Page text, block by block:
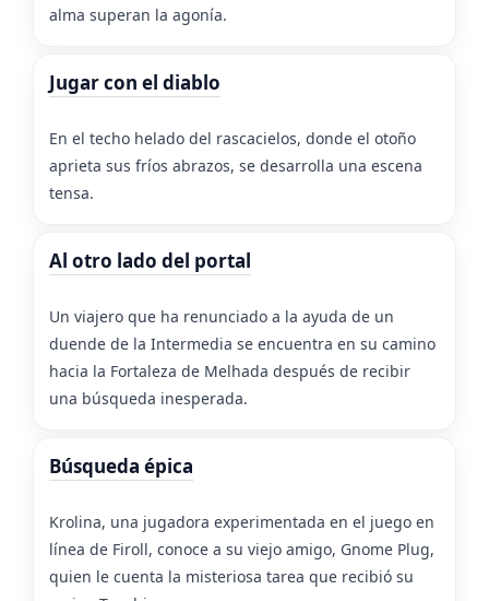
alma superan la agonía.
Jugar con el diablo
En el techo helado del rascacielos, donde el otoño
aprieta sus fríos abrazos, se desarrolla una escena
tensa.
Al otro lado del portal
Un viajero que ha renunciado a la ayuda de un
duende de la Intermedia se encuentra en su camino
hacia la Fortaleza de Melhada después de recibir
una búsqueda inesperada.
Búsqueda épica
Krolina, una jugadora experimentada en el juego en
línea de Firoll, conoce a su viejo amigo, Gnome Plug,
quien le cuenta la misteriosa tarea que recibió su